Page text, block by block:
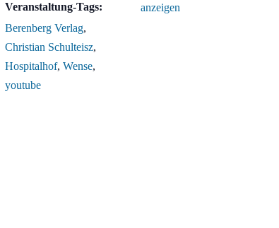
Veranstaltung-Tags:
Berenberg Verlag,
Christian Schulteisz,
Hospitalhof, Wense,
youtube
anzeigen